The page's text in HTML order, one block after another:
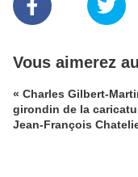
Vous aimerez
« Charles Gilbert-
girondin de la
Jean-François